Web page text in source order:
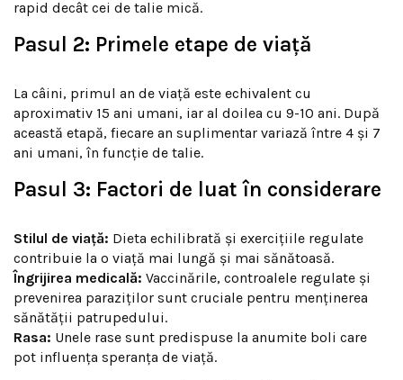
rapid decât cei de talie mică.
Pasul 2: Primele etape de viață
La câini, primul an de viață este echivalent cu
aproximativ 15 ani umani, iar al doilea cu 9-10 ani. După
această etapă, fiecare an suplimentar variază între 4 și 7
ani umani, în funcție de talie.
Pasul 3: Factori de luat în considerare
Stilul de viață: Dieta echilibrată și exercițiile regulate
contribuie la o viață mai lungă și mai sănătoasă.
Îngrijirea medicală: Vaccinările, controalele regulate și
prevenirea paraziților sunt cruciale pentru menținerea
sănătății patrupedului.
Rasa: Unele rase sunt predispuse la anumite boli care
pot influența speranța de viață.